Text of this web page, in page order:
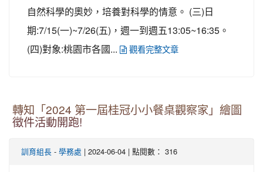
自然科學的奧妙，培養對科學的情意。 (三)日
期:7/15(一)~7/26(五)，週一到週五13:05~16:35。
(四)對象:桃園市各國...
觀看完整文章
轉知「2024 第一屆桂冠小小餐桌觀察家」繪圖
徵件活動開跑!
訓育組長 - 學務處 | 2024-06-04 | 點閱數： 316